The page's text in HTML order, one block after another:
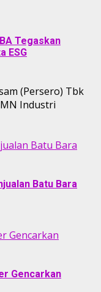
Tegaskan
ESG
(Persero) Tbk
Industri
Batu Bara
Batu Bara
Gencarkan
Gencarkan